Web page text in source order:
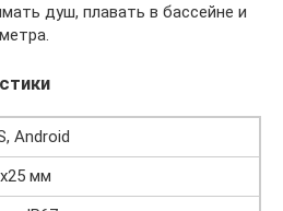
душ, плавать в бассейне и
Android
мм